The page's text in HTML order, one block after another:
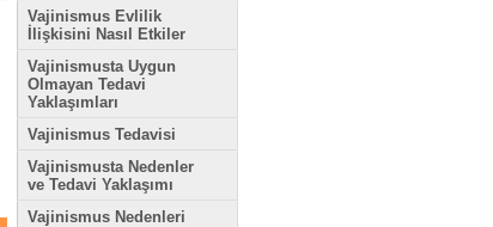
Vajinismus Evlilik
İlişkisini Nasıl Etkiler
Vajinismusta Uygun
Olmayan Tedavi
Yaklaşımları
Vajinismus Tedavisi
Vajinismusta Nedenler
ve Tedavi Yaklaşımı
Vajinismus Nedenleri